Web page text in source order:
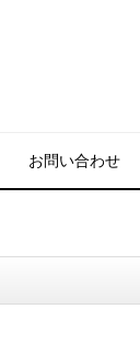
お問い合わせ